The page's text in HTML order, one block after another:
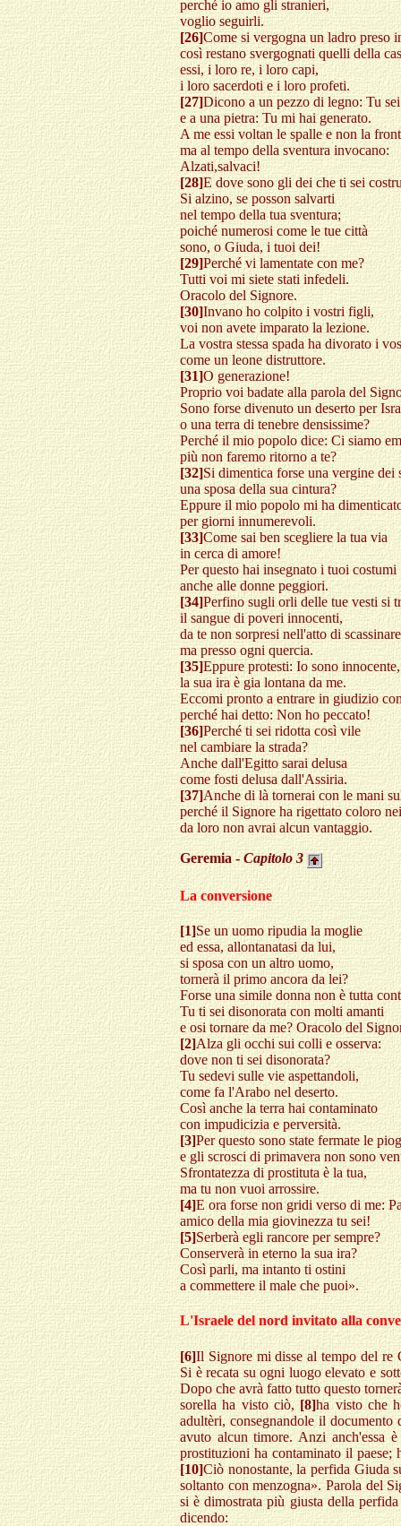
perché io amo gli stranieri,
voglio seguirli.
[26]Come si vergogna un ladro preso
così restano svergognati quelli della
essi, i loro re, i loro capi,
i loro sacerdoti e i loro profeti.
[27]Dicono a un pezzo di legno: Tu
e a una pietra: Tu mi hai generato.
A me essi voltan le spalle e non la
ma al tempo della sventura invocano:
Alzati,salvaci!
[28]E dove sono gli dei che ti sei
Si alzino, se posson salvarti
nel tempo della tua sventura;
poiché numerosi come le tue città
sono, o Giuda, i tuoi dei!
[29]Perché vi lamentate con me?
Tutti voi mi siete stati infedeli.
Oracolo del Signore.
[30]Invano ho colpito i vostri figli,
voi non avete imparato la lezione.
La vostra stessa spada ha divorato i
come un leone distruttore.
[31]O generazione!
Proprio voi badate alla parola del
Sono forse divenuto un deserto per
o una terra di tenebre densissime?
Perché il mio popolo dice: Ci siamo
più non faremo ritorno a te?
[32]Si dimentica forse una vergine dei
una sposa della sua cintura?
Eppure il mio popolo mi ha
per giorni innumerevoli.
[33]Come sai ben scegliere la tua via
in cerca di amore!
Per questo hai insegnato i tuoi costumi
anche alle donne peggiori.
[34]Perfino sugli orli delle tue vesti si
il sangue di poveri innocenti,
da te non sorpresi nell'atto di
ma presso ogni quercia.
[35]Eppure protesti: Io sono innocente,
la sua ira è gia lontana da me.
Eccomi pronto a entrare in giudizio
perché hai detto: Non ho peccato!
[36]Perché ti sei ridotta così vile
nel cambiare la strada?
Anche dall'Egitto sarai delusa
come fosti delusa dall'Assiria.
[37]Anche di là tornerai con le mani
perché il Signore ha rigettato coloro
da loro non avrai alcun vantaggio.
Geremia - Capitolo3
La conversione
[1]Se un uomo ripudia la moglie
ed essa, allontanatasi da lui,
si sposa con un altro uomo,
tornerà il primo ancora da lei?
Forse una simile donna non è tutta
Tu ti sei disonorata con molti amanti
e osi tornare da me? Oracolo del
[2]Alza gli occhi sui colli e osserva:
dove non ti sei disonorata?
Tu sedevi sulle vie aspettandoli,
come fa l'Arabo nel deserto.
Così anche la terra hai contaminato
con impudicizia e perversità.
[3]Per questo sono state fermate le
e gli scrosci di primavera non sono
Sfrontatezza di prostituta è la tua,
ma tu non vuoi arrossire.
[4]E ora forse non gridi verso di me:
amico della mia giovinezza tu sei!
[5]Serberà egli rancore per sempre?
Conserverà in eterno la sua ira?
Così parli, ma intanto ti ostini
a commettere il male che puoi».
L'Israele del nord invitato alla
[6]Il Signore mi disse al tempo del re
Si è recata su ogni luogo elevato e
Dopo che avrà fatto tutto questo
sorella ha visto ciò,[8]ha visto che
adultèri, consegnandole il
avuto alcun timore. Anzi anch'essa
prostituzioni ha contaminato il paese;
[10]Ciò nonostante, la perfida Giuda
soltanto con menzogna». Parola del
si è dimostrata più giusta della
dicendo: